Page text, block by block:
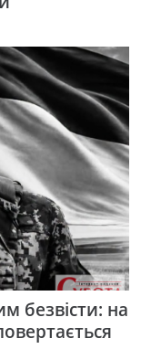
безвісти: на